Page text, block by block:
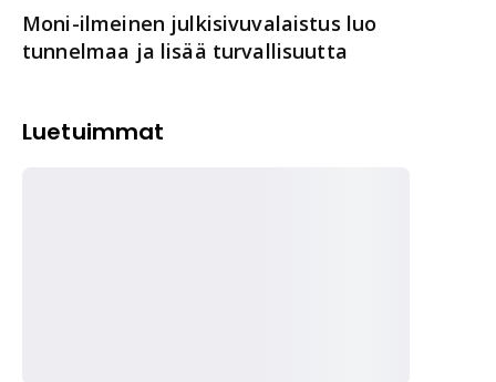
Moni-ilmeinen julkisivuvalaistus luo
tunnelmaa ja lisää turvallisuutta
Luetuimmat